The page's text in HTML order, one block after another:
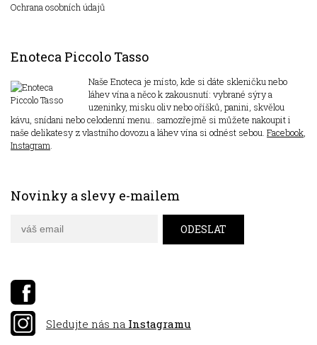
Ochrana osobních údajů
Enoteca Piccolo Tasso
Naše Enoteca je místo, kde si dáte skleničku nebo
láhev vína a něco k zakousnutí: vybrané sýry a
uzeninky, misku oliv nebo oříšků, panini, skvělou
kávu, snídani nebo celodenní menu.. samozřejmě si můžete nakoupit i
naše delikatesy z vlastního dovozu a láhev vína si odnést sebou. Facebook,
Instagram.
Novinky a slevy e-mailem
Sledujte nás na Instagramu